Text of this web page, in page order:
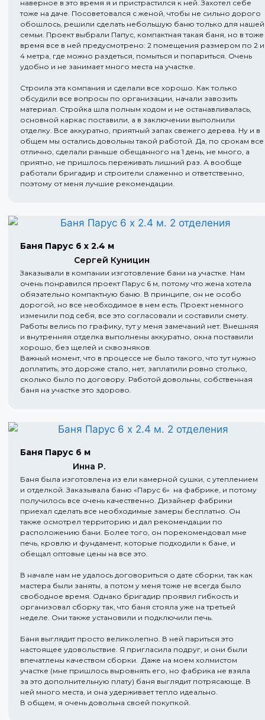
наверное в это время я и пристрастился к ней. Захотел себе
тоже на даче. Посоветовался с женой, чтобы не сильно дорого
обошлось, решили сделать небольшую баню только для нашей
семьи. Проект выбрали Папус, компактная такая баня, но в тоже
время все в ней предусмотрено: 2 помещения размером по 2 и
4 метра, где можно раздеться, помыться и попариться. Очень
удобно и не занимает много места на участке.
Строила эта компания и сделали все хорошо. Как только
обсудили все вопросы по организации, начали завозить
материал. Стройка шла полным ходом и не останавливалась,
основной каркас поставили, а в заключении выполнили
отделку. Все аккуратно, приятный запах свежего дерева. Ну и в
общем мы остались довольны такой работой. Да, по срокам все
отлично, сделали раньше обещанного на 1 день, не много, а
приятно, не пришлось переживать лишний раз. А вообще
работали бригадир и строители слаженно и ответственно,
поэтому от меня лучшие рекомендации.
Баня Парус 6 х 2.4 м
Сергей Куницин
Заказывали в компании изготовление бани на участке. Нам
очень понравился проект Парус 6 м, потому что жена хотела
обязательно компактную баню. В принципе, он не особо
дорогой, но все необходимое в нем есть. Проект немного
изменили под себя, все это согласовали и составили смету.
Работы велись по графику, тут у меня замечаний нет. Внешняя
и внутренняя отделка выполнены аккуратно, окна поставили
хорошо, без щелей и сквозняков.
Важный момент, что в процессе не было такого, что тут нужно
доплатить, это дороже стало, нет, заплатили ровно столько,
сколько было по договору. Работой довольны, собственная
баня на участке это здорово.
Баня Парус 6 м
Инна Р.
Баня была изготовлена из ели камерной сушки, с утеплением
и отделкой. Заказывала баню «Парус 6» на фабрике, и потому
получилось все очень качественно. Дизайнер фабрики
приехал сделать все необходимые замеры бесплатно. Он
также осмотрел территорию и дал рекомендации по
расположению бани. Более того, он порекомендовал мне
печь, кровлю и фундамент, которые подходили к бане, и
обещал оптовые цены на все это.
В начале нам не удалось договориться о дате сборки, так как
мастера были заняты, а потом у меня тоже не всегда было
свободное время. Однако бригадир проявил гибкость и
организовал сборку так, что баня стояла уже на третьей
неделе. Они также установили и подключили печь.
Баня выглядит просто великолепно. В ней париться это
настоящее удовольствие. Я пригласила подруг, и они были
впечатлены качеством сборки. Даже на моем холмистом
участке (мне пришлось выровнять его, но фабрика не взяла
за это дополнительную плату) баня выглядит потрясающе. В
ней много места, и она удерживает тепло идеально.
В общем, я очень довольна своей покупкой.